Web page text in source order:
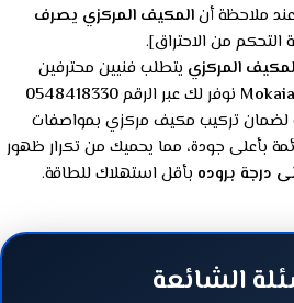
ملاحظة أنالمكيف المركزي يصرف
من الاحتراق].
المركزي يتطلب فنيين محترفين
نوفر لك عبر الرقم0548418330
لضمان تركيب مكيف مركزي بمواصفات
بأعلى جودة، مما يحميك من تكرار ظهور
درجة بروده بأقل استهلاك للطاقة.